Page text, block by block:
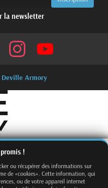
la newsletter
Deville Armory
!
ou récupérer des informations sur
de «cookies». Cette information, qui
ou de votre appareil internet